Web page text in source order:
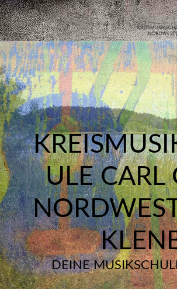
ULE CARL
DEINE